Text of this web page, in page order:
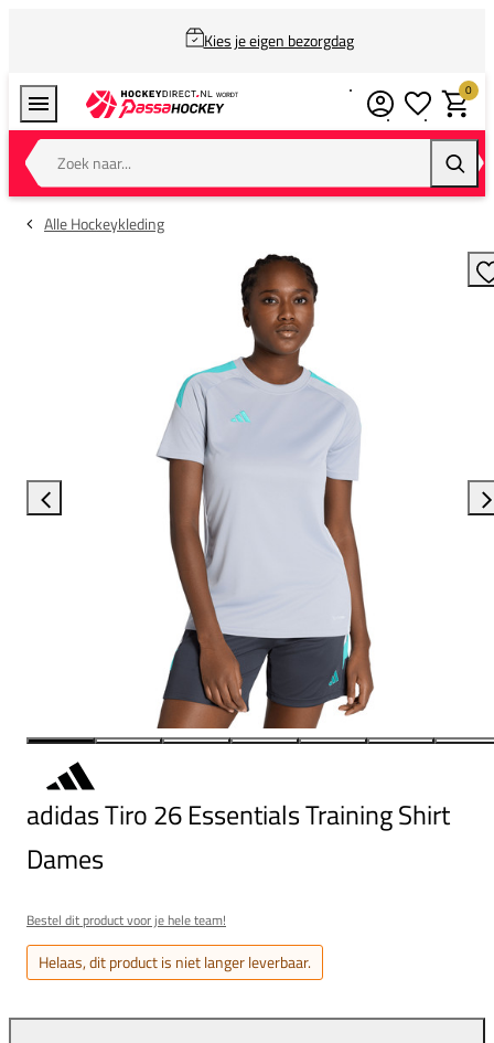
Kies je eigen bezorgdag
Zoek naar...
0
Alle Hockeykleding
adidas Tiro 26 Essentials Training Shirt
Dames
Bestel dit product voor je hele team!
Helaas, dit product is niet langer leverbaar.